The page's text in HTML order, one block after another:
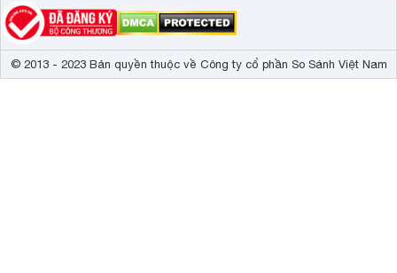
© 2013 - 2023 Bản quyền thuộc về Công ty cổ phần So Sánh Việt Nam